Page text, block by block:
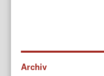
Archiv